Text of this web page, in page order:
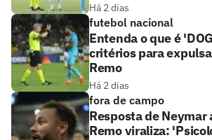
Há 2 dias
futebol nacional
Entenda o que é
critérios para
Remo
Há 2 dias
fora de campo
Resposta de
Remo viraliza: